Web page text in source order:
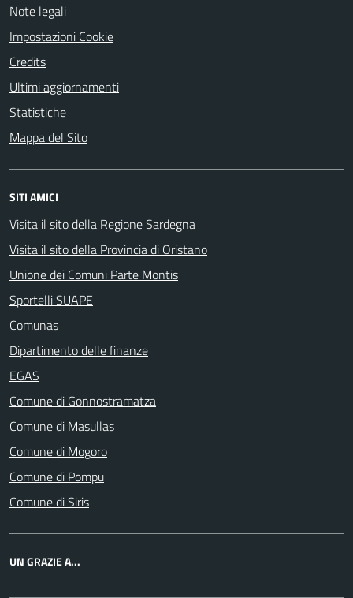
Note legali
Impostazioni Cookie
Credits
Ultimi aggiornamenti
Statistiche
Mappa del Sito
SITI AMICI
Visita il sito della Regione Sardegna
Visita il sito della Provincia di Oristano
Unione dei Comuni Parte Montis
Sportelli SUAPE
Comunas
Dipartimento delle finanze
EGAS
Comune di Gonnostramatza
Comune di Masullas
Comune di Mogoro
Comune di Pompu
Comune di Siris
UN GRAZIE A...